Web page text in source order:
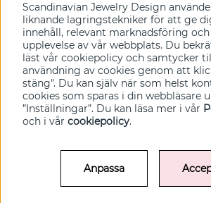
erbjudanden före alla andra.
© SCANDINAVIAN JEWELRY DESIGN / SJD
Scandinavian Jewelry Design
liknande lagringstekniker för att ge
innehåll, relevant marknadsföring
upplevelse av vår webbplats. Du
läst vår cookiepolicy och samtycker
användning av cookies genom att
stäng". Du kan själv när som helst
cookies som sparas i din webbläsare
”Inställningar”. Du kan läsa mer i vår
och i vår cookiepolicy.
Anpassa